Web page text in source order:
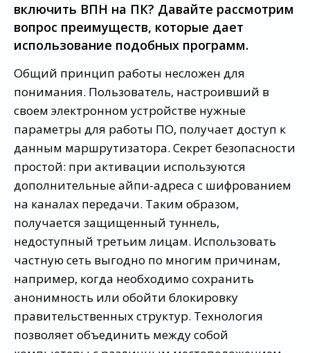
включить ВПН на ПК? Давайте рассмотрим
вопрос преимуществ, которые дает
использование подобных программ.
Общий принцип работы несложен для
понимания. Пользователь, настроивший в
своем электронном устройстве нужные
параметры для работы ПО, получает доступ к
данным маршрутизатора. Секрет безопасности
простой: при активации используются
дополнительные айпи-адреса с шифрованием
на каналах передачи. Таким образом,
получается защищенный туннель,
недоступный третьим лицам. Использовать
частную сеть выгодно по многим причинам,
например, когда необходимо сохранить
анонимность или обойти блокировку
правительственных структур. Технология
позволяет объединить между собой